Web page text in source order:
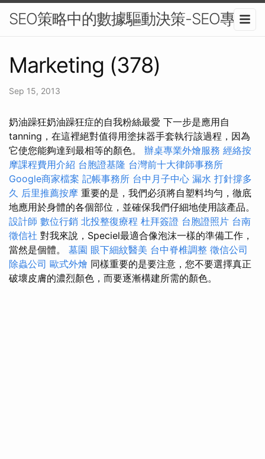
SEO策略中的數據驅動決策-SEO專家
Marketing (378)
Sep 15, 2013
奶油躁狂奶油躁狂症的自我粉絲最愛 下一步是應用自
tanning，在這裡絕對值得用塗抹器手套執行該過程，因為
它使您能夠達到最相等的顏色。 辦桌專業外燴服務 經絡按
摩課程費用介紹 台胞證基隆 台灣前十大律師事務所
Google商家檔案 記帳事務所 台中月子中心 漏水 打針撐多
久 后里推薦按摩 重要的是，我們必須將自塑料均勻，徹底
地應用於身體的各個部位，並確保我們仔細地使用該產品。
設計師 數位行銷 北投整復療程 杜拜簽證 台胞證照片 台南
徵信社 對我來說，Speciel最適合像泡沫一樣的準備工作，
當然是個體。 墓園 眼下細紋醫美 台中脊椎調整 徵信公司
除蟲公司 歐式外燴 同樣重要的是要注意，您不要選擇真正
破壞皮膚的濃烈顏色，而要逐漸構建所需的顏色。